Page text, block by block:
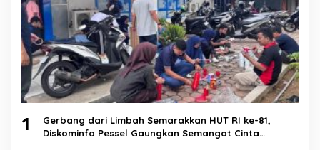
1
Gerbang dari Limbah Semarakkan HUT RI ke-81,
Diskominfo Pessel Gaungkan Semangat Cinta